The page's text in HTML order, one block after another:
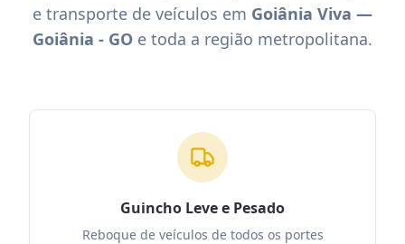
e transporte de veículos em Goiânia Viva —
Goiânia - GO e toda a região metropolitana.
Guincho Leve e Pesado
Reboque de veículos de todos os portes